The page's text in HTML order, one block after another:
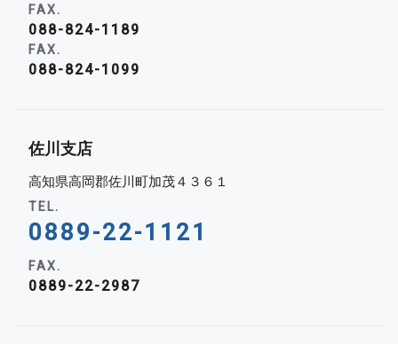
FAX.
088-824-1189
FAX.
088-824-1099
佐川支店
高知県高岡郡佐川町加茂４３６１
TEL.
0889-22-1121
FAX.
0889-22-2987